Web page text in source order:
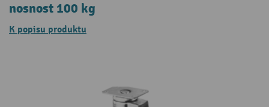
nosnost 100 kg
K popisu produktu